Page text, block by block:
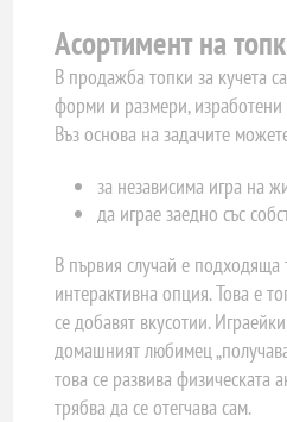
Асортимент на
В продажба топки за кучета
форми и размери, изработени
Въз основа на задачите
за независима игра на
да играе заедно със
В първия случай е подходяща
интерактивна опция. Това е
се добавят вкусотии.
домашният любимец
това се развива физическата
трябва да се отегчава сам.